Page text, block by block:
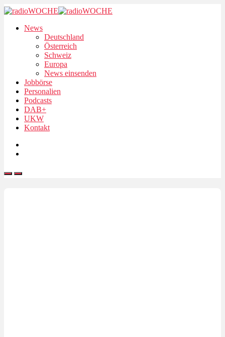
News
Deutschland
Österreich
Schweiz
Europa
News einsenden
Jobbörse
Personalien
Podcasts
DAB+
UKW
Kontakt